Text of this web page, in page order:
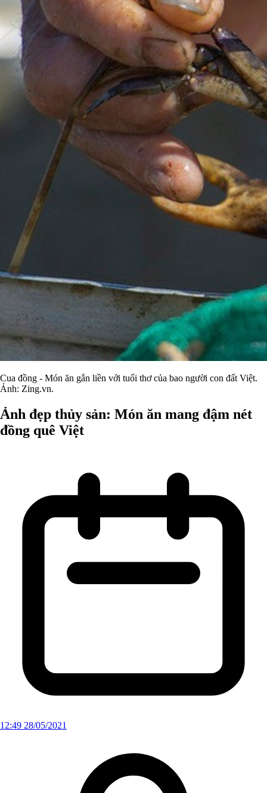
Cua đồng - Món ăn gắn liền với tuổi thơ của bao người con đất Việt.
Ảnh: Zing.vn.
Ảnh đẹp thủy sản: Món ăn mang đậm nét
đồng quê Việt
12:49 28/05/2021